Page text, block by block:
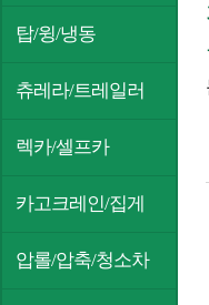
탑/윙/냉동
츄레라/트레일러
렉카/셀프카
카고크레인/집게
압롤/압축/청소차